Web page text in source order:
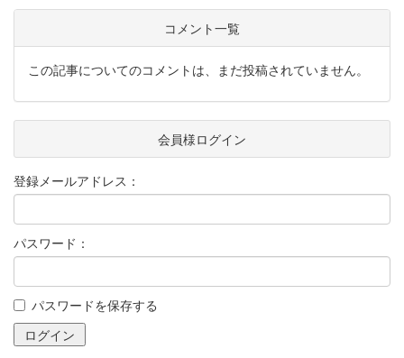
コメント一覧
この記事についてのコメントは、まだ投稿されていません。
会員様ログイン
登録メールアドレス：
パスワード：
パスワードを保存する